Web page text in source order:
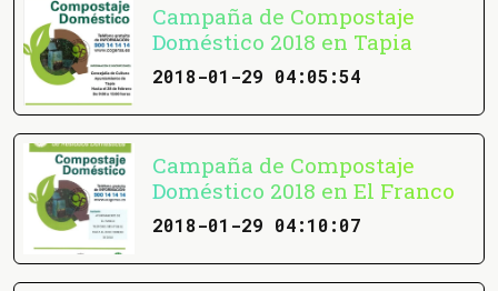
Campaña de Compostaje
Doméstico 2018 en Tapia
2018-01-29 04:05:54
Campaña de Compostaje
Doméstico 2018 en El Franco
2018-01-29 04:10:07